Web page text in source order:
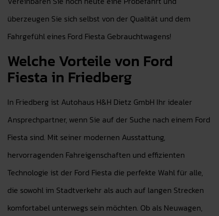
überzeugen Sie sich selbst von der Qualität und dem
Fahrgefühl eines Ford Fiesta Gebrauchtwagens!
Welche Vorteile von Ford
Fiesta in Friedberg
In Friedberg ist Autohaus H&H Dietz GmbH Ihr idealer
Ansprechpartner, wenn Sie auf der Suche nach einem Ford
Fiesta sind. Mit seiner modernen Ausstattung,
hervorragenden Fahreigenschaften und effizienten
Technologie ist der Ford Fiesta die perfekte Wahl für alle,
die sowohl im Stadtverkehr als auch auf langen Strecken
komfortabel unterwegs sein möchten. Ob als Neuwagen,